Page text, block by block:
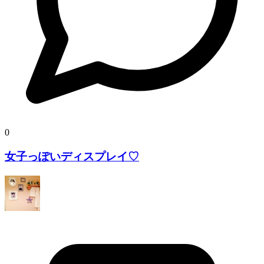
0
女子っぽいディスプレイ♡